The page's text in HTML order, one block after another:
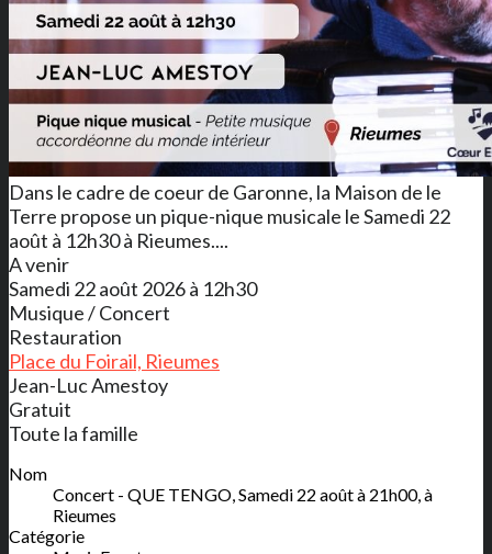
Dans le cadre de coeur de Garonne, la Maison de le
Terre propose un pique-nique musicale le Samedi 22
août à 12h30 à Rieumes....
A venir
Samedi 22 août 2026 à 12h30
Musique / Concert
Restauration
Place du Foirail, Rieumes
Jean-Luc Amestoy
Gratuit
Toute la famille
Nom
Concert - QUE TENGO, Samedi 22 août à 21h00, à
Rieumes
Catégorie